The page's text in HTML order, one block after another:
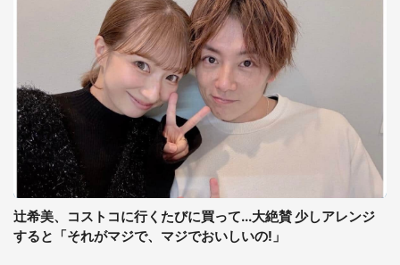
辻希美、コストコに行くたびに買って...大絶賛 少しアレンジ
すると「それがマジで、マジでおいしいの!」